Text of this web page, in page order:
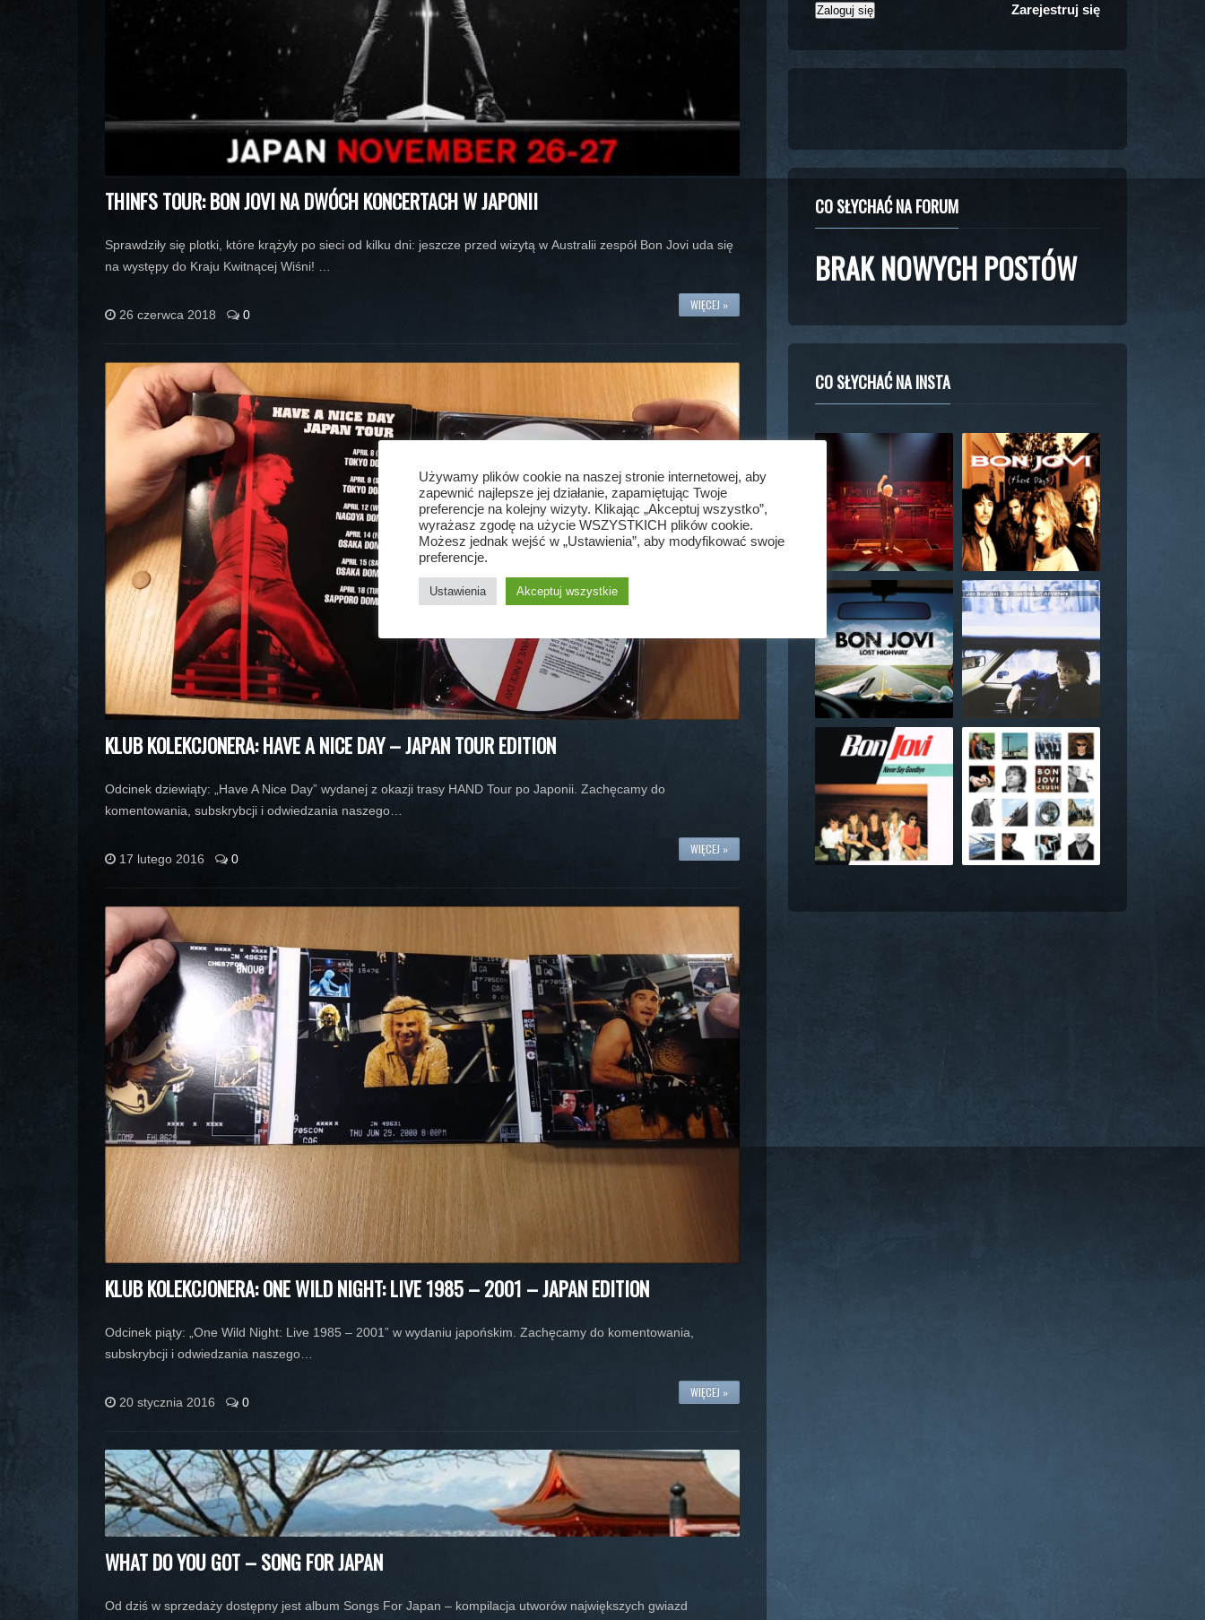
THINFS TOUR: BON JOVI NA DWÓCH KONCERTACH W JAPONII
Sprawdziły się plotki, które krążyły po sieci od kilku dni: jeszcze przed wizytą w Australii zespół Bon Jovi uda się
na występy do Kraju Kwitnącej Wiśni! …
WIĘCEJ »
26 czerwca 2018 0
KLUB KOLEKCJONERA: HAVE A NICE DAY – JAPAN TOUR EDITION
Odcinek dziewiąty: „Have A Nice Day” wydanej z okazji trasy HAND Tour po Japonii. Zachęcamy do
komentowania, subskrybcji i odwiedzania naszego…
WIĘCEJ »
17 lutego 2016 0
KLUB KOLEKCJONERA: ONE WILD NIGHT: LIVE 1985 – 2001 – JAPAN EDITION
Odcinek piąty: „One Wild Night: Live 1985 – 2001” w wydaniu japońskim. Zachęcamy do komentowania,
subskrybcji i odwiedzania naszego…
WIĘCEJ »
20 stycznia 2016 0
WHAT DO YOU GOT – SONG FOR JAPAN
Od dziś w sprzedaży dostępny jest album Songs For Japan – kompilacja utworów największych gwiazd
Zarejestruj się
CO SŁYCHAĆ NA FORUM
BRAK NOWYCH POSTÓW
CO SŁYCHAĆ NA INSTA
Używamy plików cookie na naszej stronie internetowej, aby
zapewnić najlepsze jej działanie, zapamiętując Twoje
preferencje na kolejny wizyty. Klikając „Akceptuj wszystko”,
wyrażasz zgodę na użycie WSZYSTKICH plików cookie.
Możesz jednak wejść w „Ustawienia”, aby modyfikować swoje
preferencje.
Ustawienia Akceptuj wszystkie